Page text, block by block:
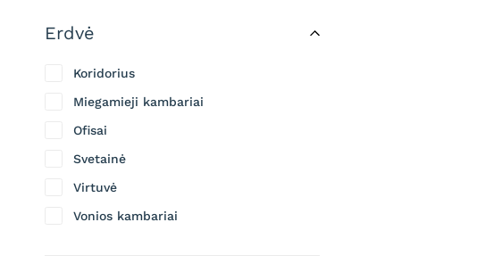
Erdvė
Koridorius
Miegamieji kambariai
Ofisai
Svetainė
Virtuvė
Vonios kambariai